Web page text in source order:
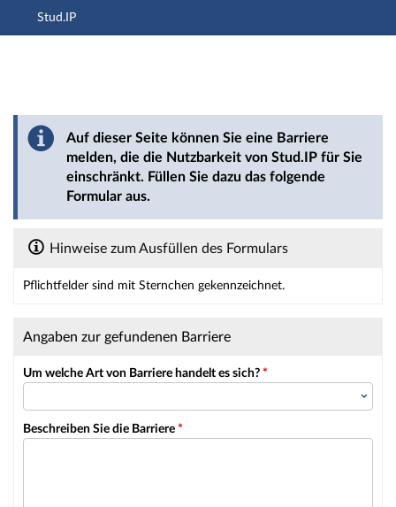
Hauptnavigation
Stud.IP
Barriere melden
Auf dieser Seite können Sie eine Barriere
melden, die die Nutzbarkeit von Stud.IP für Sie
einschränkt. Füllen Sie dazu das folgende
Formular aus.
Hinweise zum Ausfüllen des Formulars
Pflichtfelder sind mit Sternchen gekennzeichnet.
Angaben zur gefundenen Barriere
Um welche Art von Barriere handelt es sich? *
Beschreiben Sie die Barriere *